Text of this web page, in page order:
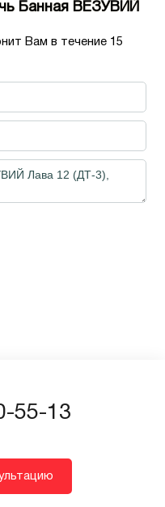
Банная ВЕЗУВИЙ
Вам в течение 15
55-13